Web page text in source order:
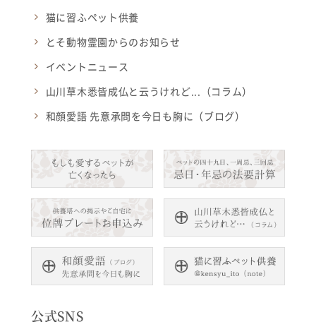
猫に習ふペット供養
とそ動物霊園からのお知らせ
イベントニュース
山川草木悉皆成仏と云うけれど...（コラム）
和顔愛語 先意承問を今日も胸に（ブログ）
公式SNS